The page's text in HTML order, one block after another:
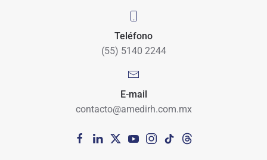
Teléfono
(55) 5140 2244
E-mail
contacto@amedirh.com.mx